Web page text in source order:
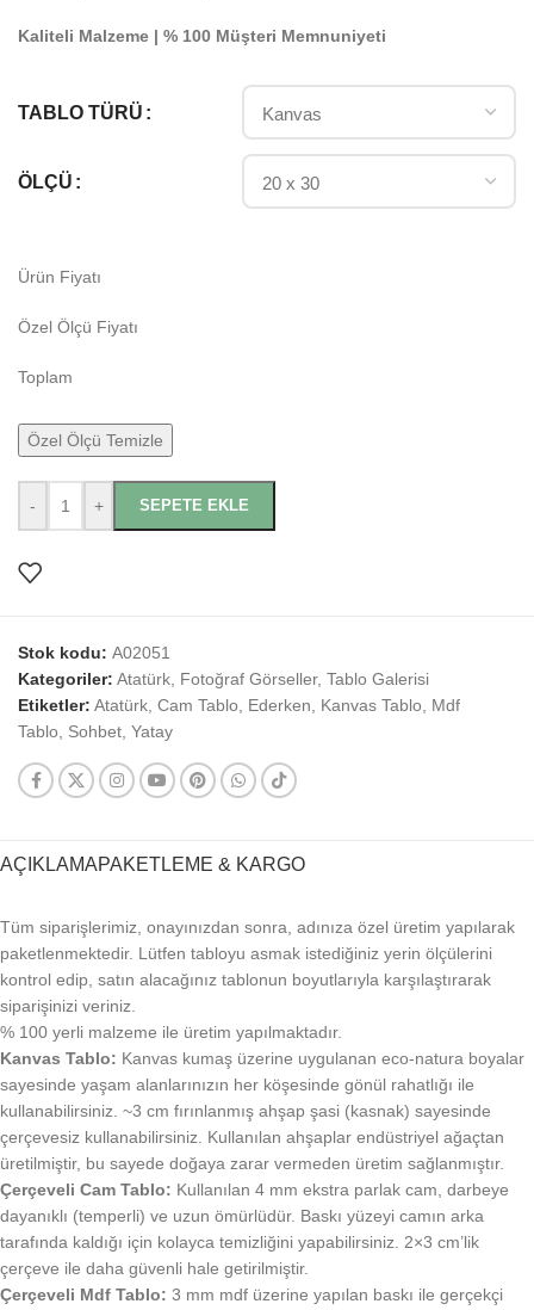
Kaliteli Malzeme | % 100 Müşteri Memnuniyeti
TABLO TÜRÜ
ÖLÇÜ
Ürün Fiyatı
Özel Ölçü Fiyatı
Toplam
Özel Ölçü Temizle
- + SEPETE EKLE
Stok kodu: A02051
Kategoriler: Atatürk, Fotoğraf Görseller, Tablo Galerisi
Etiketler: Atatürk, Cam Tablo, Ederken, Kanvas Tablo, Mdf
Tablo, Sohbet, Yatay
AÇIKLAMAPAKETLEME & KARGO
Tüm siparişlerimiz, onayınızdan sonra, adınıza özel üretim yapılarak
paketlenmektedir. Lütfen tabloyu asmak istediğiniz yerin ölçülerini
kontrol edip, satın alacağınız tablonun boyutlarıyla karşılaştırarak
siparişinizi veriniz.
% 100 yerli malzeme ile üretim yapılmaktadır.
Kanvas Tablo: Kanvas kumaş üzerine uygulanan eco-natura boyalar
sayesinde yaşam alanlarınızın her köşesinde gönül rahatlığı ile
kullanabilirsiniz. ~3 cm fırınlanmış ahşap şasi (kasnak) sayesinde
çerçevesiz kullanabilirsiniz. Kullanılan ahşaplar endüstriyel ağaçtan
üretilmiştir, bu sayede doğaya zarar vermeden üretim sağlanmıştır.
Çerçeveli Cam Tablo: Kullanılan 4 mm ekstra parlak cam, darbeye
dayanıklı (temperli) ve uzun ömürlüdür. Baskı yüzeyi camın arka
tarafında kaldığı için kolayca temizliğini yapabilirsiniz. 2×3 cm’lik
çerçeve ile daha güvenli hale getirilmiştir.
Çerçeveli Mdf Tablo: 3 mm mdf üzerine yapılan baskı ile gerçekçi